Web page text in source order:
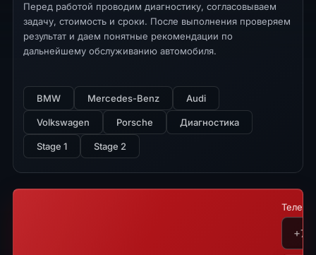
Перед работой проводим диагностику, согласовываем
задачу, стоимость и сроки. После выполнения проверяем
результат и даем понятные рекомендации по
дальнейшему обслуживанию автомобиля.
BMW Mercedes-Benz Audi
Volkswagen Porsche Диагностика
Stage 1 Stage 2